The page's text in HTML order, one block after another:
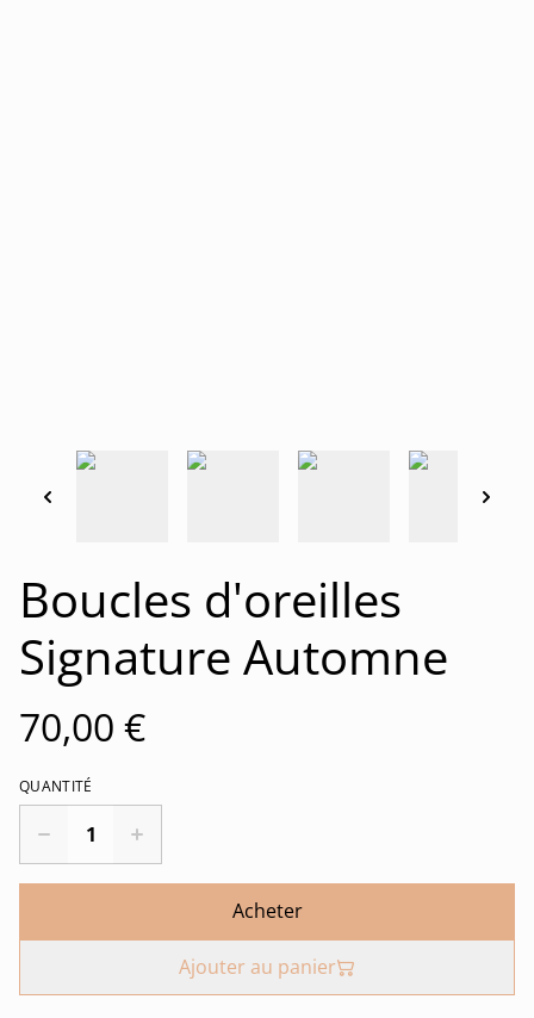
Boucles d'oreilles
Signature Automne
70,00 €
QUANTITÉ
Acheter
Ajouter au panier